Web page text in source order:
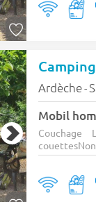
Ardèche-
Mobil